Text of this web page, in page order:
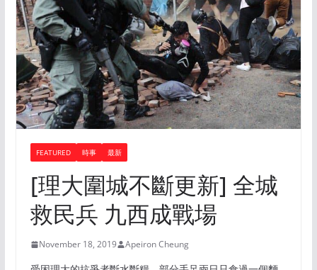
FEATURED 時事 最新
[理大圍城不斷更新] 全城
救民兵 九西成戰場
November 18, 2019 Apeiron Cheung